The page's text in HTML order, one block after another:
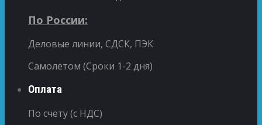
По России:
Деловые линии, СДСК, ПЭК
Самолетом (Сроки 1-2 дня)
Оплата
По счету (с НДС)